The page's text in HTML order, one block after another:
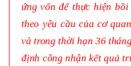
ứng vốn để thực hiện
theo yêu cầu của cơ
và trong thời hạn 36
định công nhận kết quả